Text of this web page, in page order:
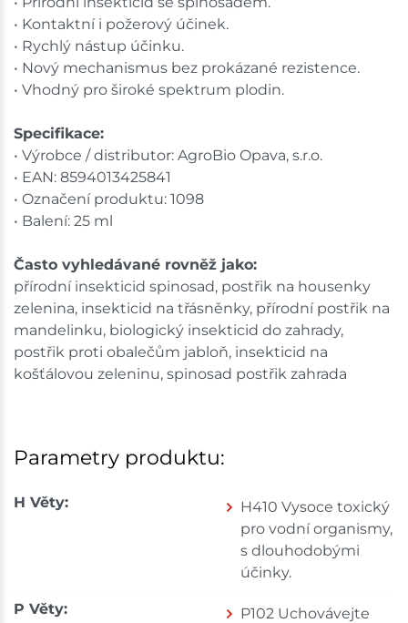
Parametry produktu:
H Věty:
H410 Vysoce toxický
pro vodní organismy,
s dlouhodobými
účinky.
P Věty:
P102 Uchovávejte
• Kontaktní i požerový účinek.
• Rychlý nástup účinku.
• Nový mechanismus bez prokázané rezistence.
• Vhodný pro široké spektrum plodin.
Specifikace:
• Výrobce / distributor: AgroBio Opava, s.r.o.
• EAN: 8594013425841
• Označení produktu: 1098
• Balení: 25 ml
Často vyhledávané rovněž jako:
přírodní insekticid spinosad, postřik na housenky
zelenina, insekticid na třásněnky, přírodní postřik na
mandelinku, biologický insekticid do zahrady,
postřik proti obalečům jabloň, insekticid na
košťálovou zeleninu, spinosad postřik zahrada